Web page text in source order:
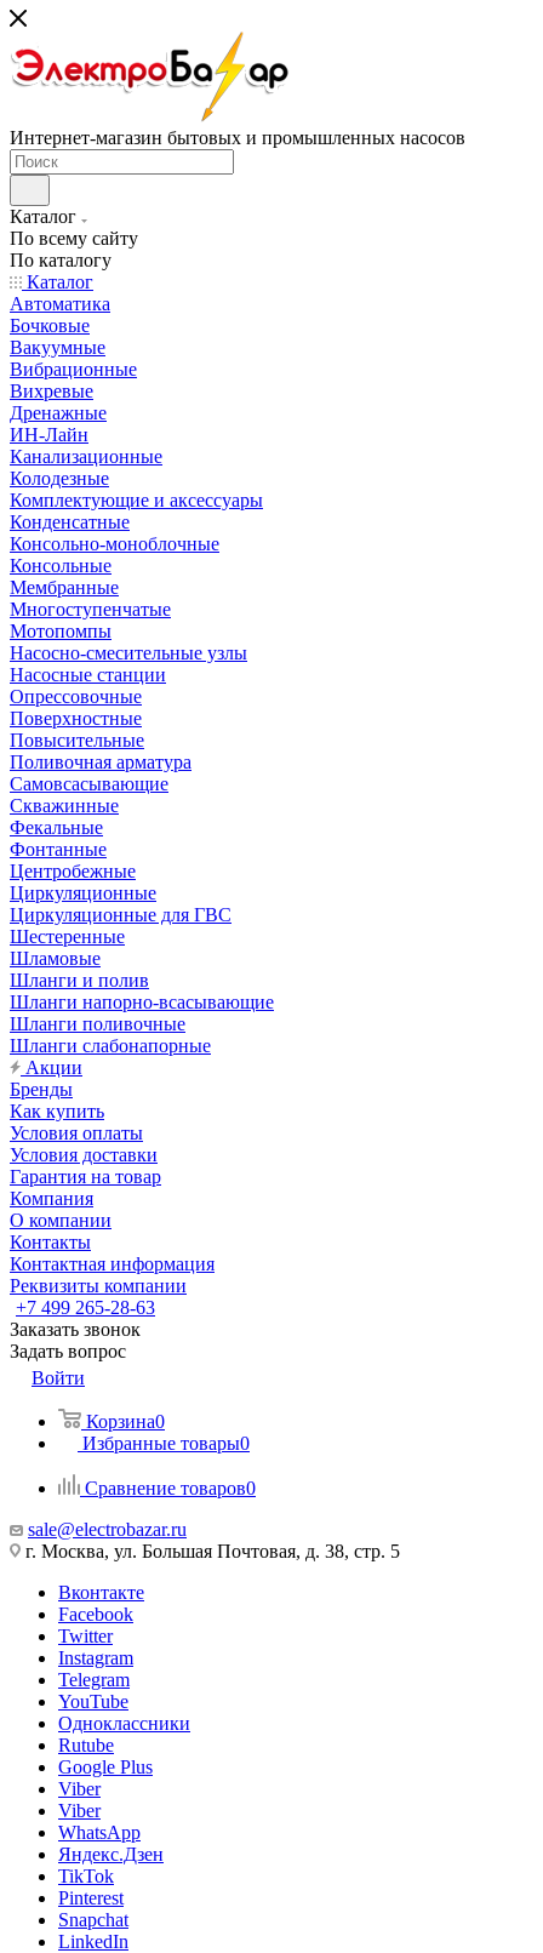
Интернет-магазин бытовых и промышленных насосов
Каталог
По всему сайту
По каталогу
Каталог
Автоматика
Бочковые
Вакуумные
Вибрационные
Вихревые
Дренажные
ИН-Лайн
Канализационные
Колодезные
Комплектующие и аксессуары
Конденсатные
Консольно-моноблочные
Консольные
Мембранные
Многоступенчатые
Мотопомпы
Насосно-смесительные узлы
Насосные станции
Опрессовочные
Поверхностные
Повысительные
Поливочная арматура
Самовсасывающие
Скважинные
Фекальные
Фонтанные
Центробежные
Циркуляционные
Циркуляционные для ГВС
Шестеренные
Шламовые
Шланги и полив
Шланги напорно-всасывающие
Шланги поливочные
Шланги слабонапорные
Акции
Бренды
Как купить
Условия оплаты
Условия доставки
Гарантия на товар
Компания
О компании
Контакты
Контактная информация
Реквизиты компании
+7 499 265-28-63
Заказать звонок
Задать вопрос
Войти
Корзина0
Избранные товары0
Сравнение товаров0
sale@electrobazar.ru
г. Москва, ул. Большая Почтовая, д. 38, стр. 5
Вконтакте
Facebook
Twitter
Instagram
Telegram
YouTube
Одноклассники
Rutube
Google Plus
Viber
Viber
WhatsApp
Яндекс.Дзен
TikTok
Pinterest
Snapchat
LinkedIn